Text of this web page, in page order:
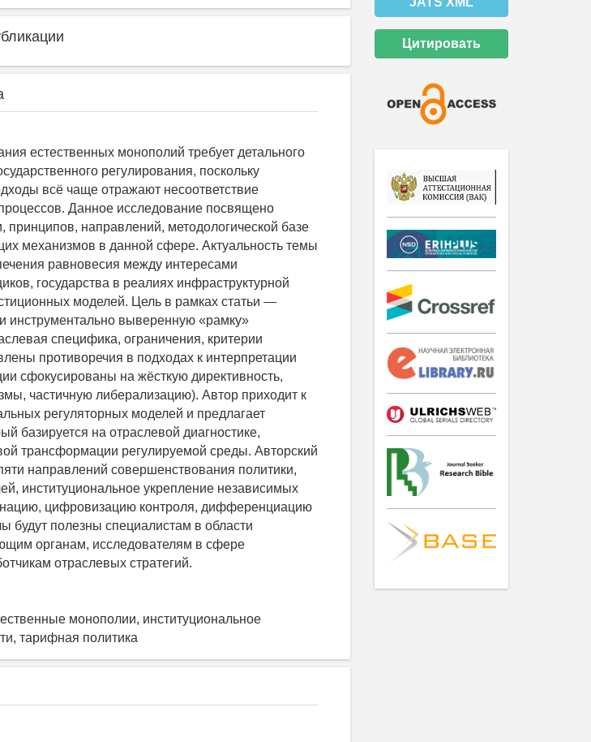
естественных монополий требует детального
регулирования, поскольку
всё чаще отражают несоответствие
Данное исследование посвящено
направлений, методологической базе
механизмов в данной сфере. Актуальность темы
равновесия между интересами
государства в реалиях инфраструктурной
моделей. Цель в рамках статьи —
инструментально выверенную «рамку»
специфика, ограничения, критерии
противоречия в подходах к интерпретации
сфокусированы на жёсткую директивность,
частичную либерализацию). Автор приходит к
регуляторных моделей и предлагает
базируется на отраслевой диагностике,
трансформации регулируемой среды. Авторский
направлений совершенствования политики,
институциональное укрепление независимых
цифровизацию контроля, дифференциацию
полезны специалистам в области
органам, исследователям в сфере
отраслевых стратегий.
монополии, институциональное
тарифная политика
Цитировать